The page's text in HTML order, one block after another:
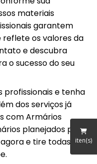
iten(s)
materiais
garantem
os valores da
e descubra
o sucesso do seu
e tenha
dos serviços já
com Armários
planejados para
e tire todas as